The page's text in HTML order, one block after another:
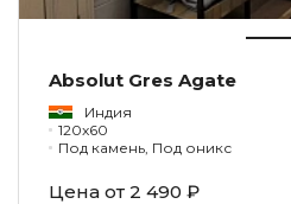
Absolut Gres Agate
Индия
120x60
Под камень, Под оникс
Цена от 2 490 ₽